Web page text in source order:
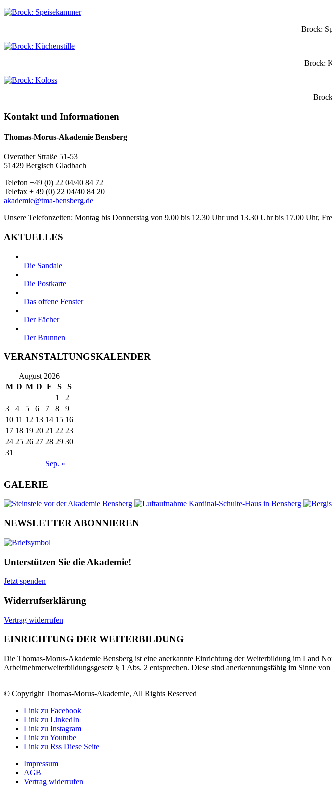
Brock:
Brock:
Kontakt und Informationen
Thomas-Morus-Akademie Bensberg
Overather Straße 51-53
51429 Bergisch Gladbach
Telefon +49 (0) 22 04/40 84 72
Telefax + 49 (0) 22 04/40 84 20
akademie@tma-bensberg.de
Unsere Telefonzeiten: Montag bis Donnerstag von 9.00 bis 12.30 Uhr und 13.30 Uhr bis 17.00 Uhr,
AKTUELLES
Die Sandale
Die Postkarte
Das offene Fenster
Der Fächer
Der Brunnen
VERANSTALTUNGSKALENDER
August 2026
M D M D F S S
Sep. »
1
2
3
4 5 6 7 8
9
10 11 12 13 14 15 16
17 18 19 20 21 22 23
24 25 26 27 28 29 30
31
GALERIE
NEWSLETTER ABONNIEREN
Unterstützen Sie die Akademie!
Jetzt spenden
Widerrufserklärung
Vertrag widerrufen
EINRICHTUNG DER WEITERBILDUNG
Die Thomas-Morus-Akademie Bensberg ist eine anerkannte Einrichtung der Weiterbildung im Land
Arbeitnehmerweiterbildungsgesetz § 1 Abs. 2 entsprechen. Diese sind anerkennungsfähig im Sinne
© Copyright Thomas-Morus-Akademie, All Rights Reserved
Link zu Facebook
Link zu LinkedIn
Link zu Instagram
Link zu Youtube
Link zu Rss Diese Seite
Impressum
AGB
Vertrag widerrufen